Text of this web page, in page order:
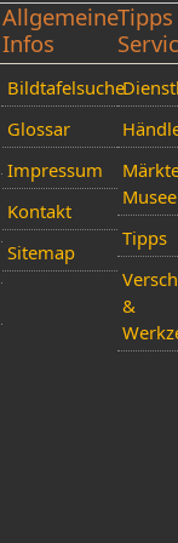
Allgemeine
Infos
Bildtafelsuche
Glossar
Impressum
Kontakt
Sitemap
Tipps
&